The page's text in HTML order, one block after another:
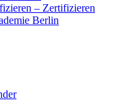
– Zertifizieren
Berlin